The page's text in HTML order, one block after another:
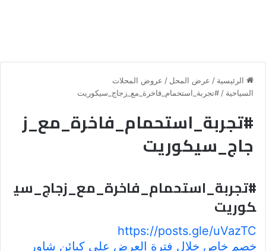
الرئيسية / عرض المحل / عروض المحلات
السياحية / #تجربة_استحمام_فاخرة_مع_زجاج_سيكوريت
#تجربة_استحمام_فاخرة_مع_ز
جاج_سيكوريت
#تجربة_استحمام_فاخرة_مع_زجاج_سي
كوريت
https://posts.gle/uVazTC
خصم خاص خلال فترة العرض علي كبائن شاور